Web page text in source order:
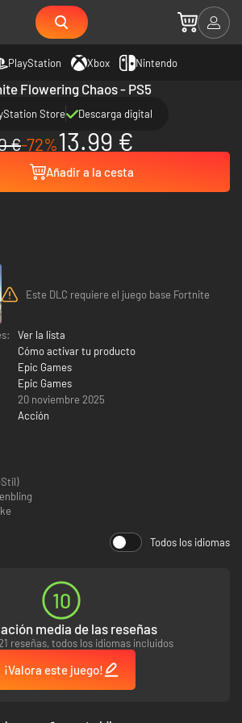
PlayStation Xbox Nintendo
Flowering Chaos - PS5
Store Descarga digital
€-72%13.99 €
Añadir a la cesta
Este DLC requiere el juego base Fortnite
Ver la lista
Cómo activar tu producto
Epic Games
Epic Games
20 noviembre 2025
Acción
Todos los idiomas
10
media de las reseñas
reseñas, todos los idiomas incluidos
¡Valora este juego!